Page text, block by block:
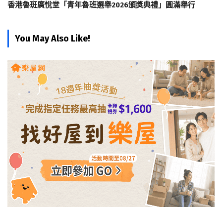
香港魯班廣悅堂「青年魯班選舉2026頒獎典禮」圓滿舉行
You May Also Like!